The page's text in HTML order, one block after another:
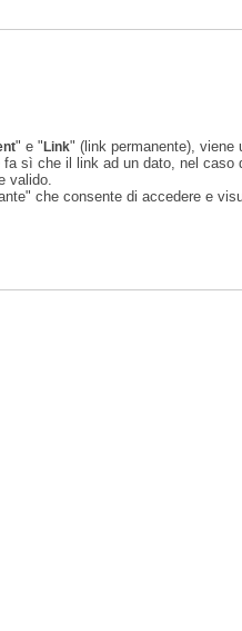
" e "Link" (link permanente), viene
sì che il link ad un dato, nel caso
valido.
che consente di accedere e